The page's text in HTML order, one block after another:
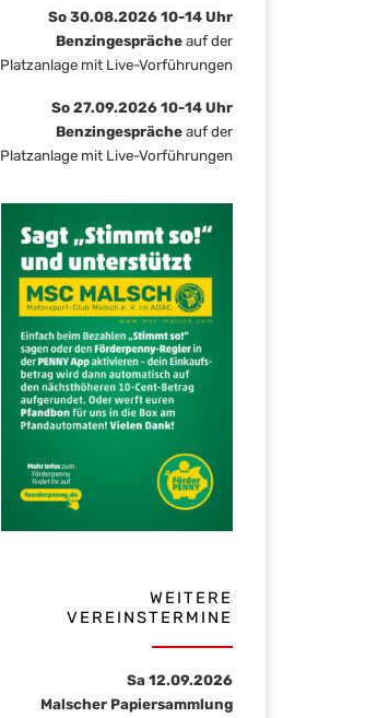
So 30.08.2026 10-14 Uhr
Benzingesprächeauf der
Platzanlage mit Live-Vorführungen
So 27.09.2026 10-14 Uhr
Benzingesprächeauf der
Platzanlage mit Live-Vorführungen
WEITERE
VEREINSTERMINE
Sa 12.09.2026
Malscher Papiersammlung